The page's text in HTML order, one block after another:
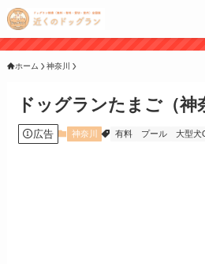
ホーム 神奈川
ドッグランたまご（神
広告 神奈川 有料 プール 大型犬